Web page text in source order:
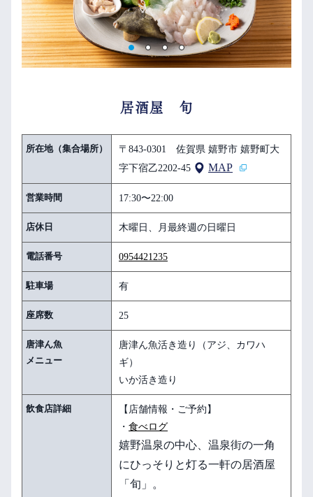
居酒屋 旬
所在地（集合場所）
〒843-0301 佐賀県 嬉野市 嬉野町大
字下宿乙2202-45
MAP
営業時間 17:30〜22:00
店休日 木曜日、月最終週の日曜日
電話番号 0954421235
駐車場 有
座席数 25
唐津ん魚
メニュー
唐津ん魚活き造り（アジ、カワハ
ギ）
いか活き造り
飲食店詳細
【店舗情報・ご予約】
・ 食べログ
嬉野温泉の中心、温泉街の一角
にひっそりと灯る一軒の居酒屋
「旬」。